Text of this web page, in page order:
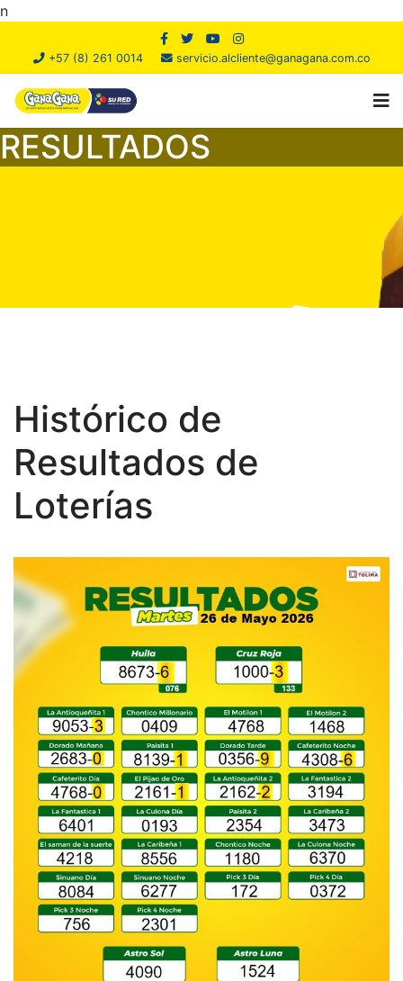
n
+57 (8) 261 0014 servicio.alcliente@ganagana.com.co
RESULTADOS
Histórico de
Resultados de
Loterías